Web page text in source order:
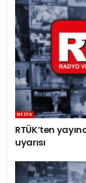
MEDYA
RTÜK’ten
uyarısı